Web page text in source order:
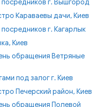
Караваевы дачи, Киев
г. Кагарлык
Киев
обращения Ветряные
под залог г. Киев
Печерский район, Киев
обращения Полевой